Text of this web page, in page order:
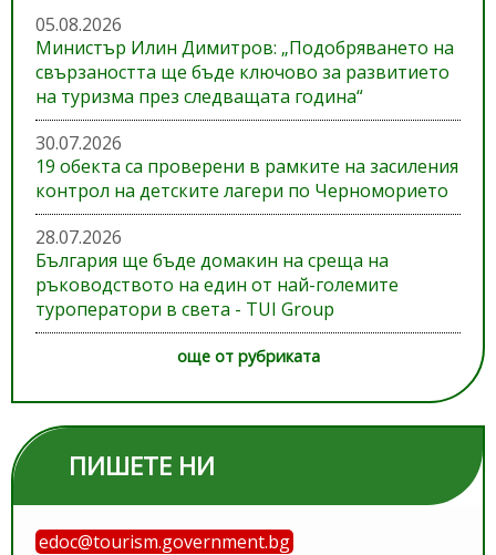
05.08.2026
Министър Илин Димитров: „Подобряването на
свързаността ще бъде ключово за развитието
на туризма през следващата година“
30.07.2026
19 обекта са проверени в рамките на засиления
контрол на детските лагери по Черноморието
28.07.2026
България ще бъде домакин на среща на
ръководството на един от най-големите
туроператори в света - TUI Group
още от рубриката
ПИШЕТЕ НИ
edoc@tourism.government.bg